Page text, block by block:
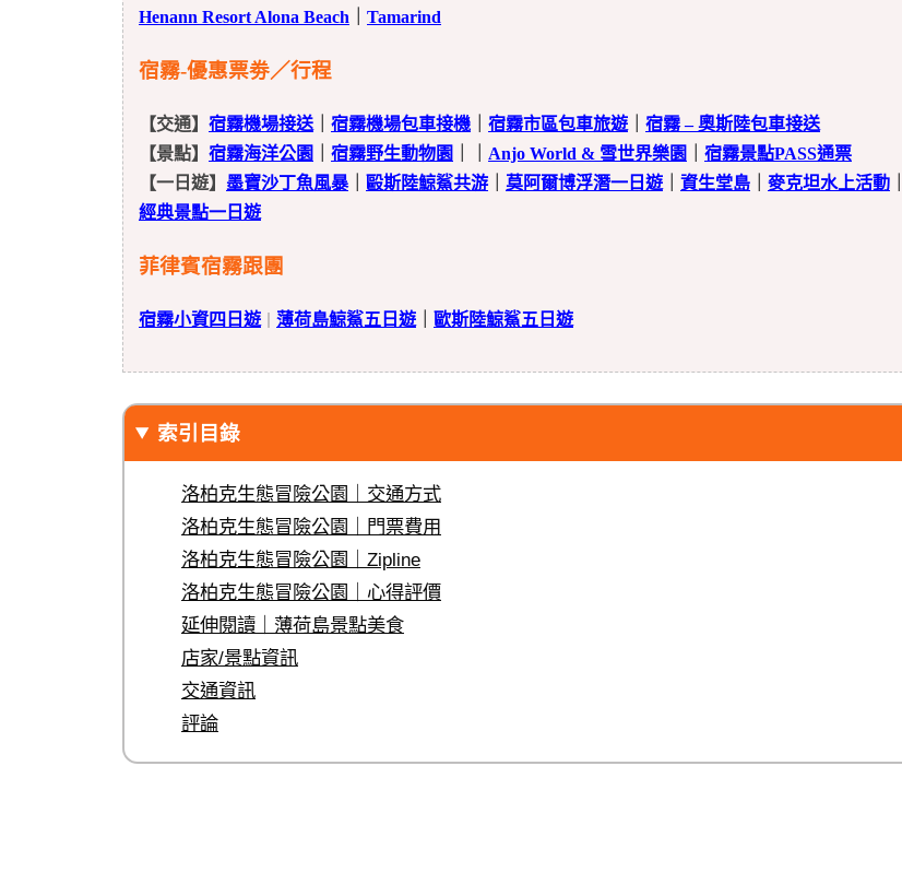
Henann Resort Alona Beach
Tamarind
宿霧-優惠票劵／行程
【交通】 宿霧機場接送 宿霧機場包車接機 宿霧市區包車旅遊
宿霧 – 奧斯陸包車接送
【景點】 宿霧海洋公園 宿霧野生動物園 Anjo World & 雪世界樂園
宿霧景點PASS通票
【一日遊】 墨寶沙丁魚風暴｜ 毆斯陸鯨鯊共游 莫阿爾博浮潛一日遊 資生堂島 麥克坦水上活動
經典景點一日遊
菲律賓宿霧跟團
宿霧小資四日遊 薄荷島鯨鯊五日遊 歐斯陸鯨鯊五日遊
索引目錄
洛柏克生態冒險公園｜交通方式
洛柏克生態冒險公園｜門票費用
洛柏克生態冒險公園｜Zipline
洛柏克生態冒險公園｜心得評價
延伸閱讀｜薄荷島景點美食
店家/景點資訊
交通資訊
評論